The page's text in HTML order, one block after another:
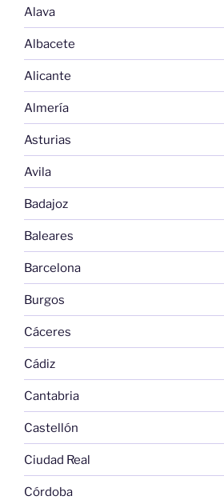
Alava
Albacete
Alicante
Almería
Asturias
Avila
Badajoz
Baleares
Barcelona
Burgos
Cáceres
Cádiz
Cantabria
Castellón
Ciudad Real
Córdoba